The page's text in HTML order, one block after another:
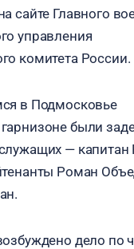
сайте Главного
управления
комитета России.
в Подмосковье
были
—
Роман
дело по